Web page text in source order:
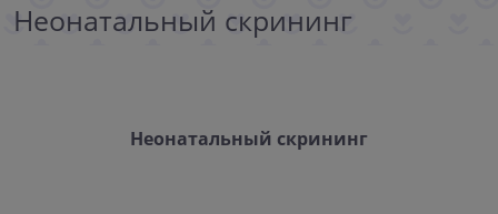
Неонатальный скрининг
Неонатальный скрининг